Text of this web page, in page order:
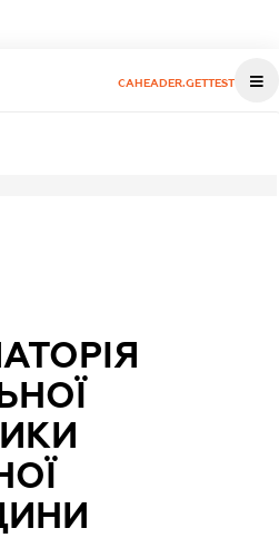
CAHEADER.GETTEST